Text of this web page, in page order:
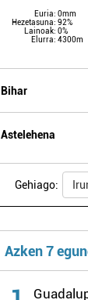
Euria: 0mm
Hezetasuna: 92%
Lainoak: 0%
Elurra: 4300m
Bihar
Astelehena
Gehiago:
Azken 7